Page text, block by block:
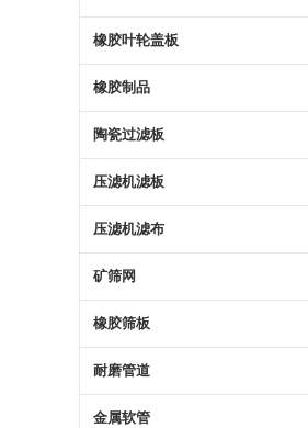
橡胶叶轮盖板
橡胶制品
陶瓷过滤板
压滤机滤板
压滤机滤布
矿筛网
橡胶筛板
耐磨管道
金属软管